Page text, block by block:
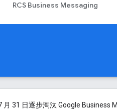
RCS Business Messaging
月 31 日逐步淘汰 Google Business